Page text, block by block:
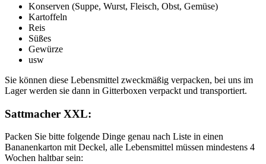
Konserven (Suppe, Wurst, Fleisch, Obst, Gemüse)
Kartoffeln
Reis
Süßes
Gewürze
usw
Sie können diese Lebensmittel zweckmäßig verpacken, bei uns im
Lager werden sie dann in Gitterboxen verpackt und transportiert.
Sattmacher XXL:
Packen Sie bitte folgende Dinge genau nach Liste in einen
Bananenkarton mit Deckel, alle Lebensmittel müssen mindestens 4
Wochen haltbar sein: